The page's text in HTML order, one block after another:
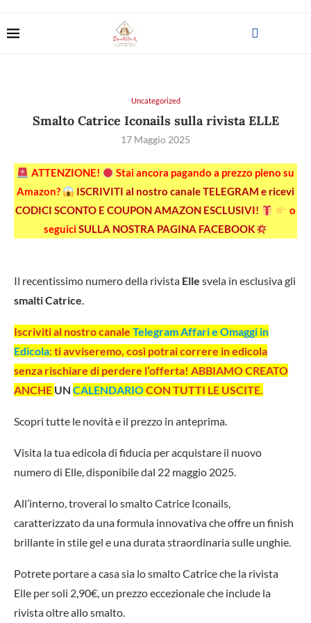
Uncategorized
Smalto Catrice Iconails sulla rivista ELLE
17 Maggio 2025
ATTENZIONE!
Stai ancora pagando a prezzo pieno su
Amazon?
ISCRIVITI al nostro canale TELEGRAM e ricevi
CODICI SCONTO E COUPON AMAZON ESCLUSIVI!
o
seguiciSULLA NOSTRA PAGINA FACEBOOK
Il recentissimo numero della rivista Elle svela in esclusiva gli
smalti Catrice.
Iscriviti al nostro canale Telegram Affari e Omaggi in
Edicola: ti avviseremo, così potrai correre in edicola
senza rischiare di perdere l’offerta! ABBIAMO CREATO
ANCHE UN CALENDARIOCON TUTTI LE USCITE.
Scopri tutte le novità e il prezzo in anteprima.
Visita la tua edicola di fiducia per acquistare il nuovo
numero di Elle, disponibile dal 22 maggio 2025.
All’interno, troverai lo smalto Catrice Iconails,
caratterizzato da una formula innovativa che offre un finish
brillante in stile gel e una durata straordinaria sulle unghie.
Potrete portare a casa sia lo smalto Catrice che la rivista
Elle per soli 2,90€, un prezzo eccezionale che include la
rivista oltre allo smalto.